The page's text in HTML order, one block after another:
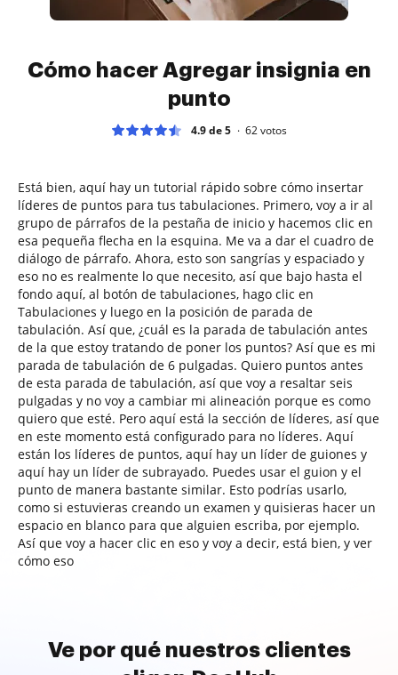
Cómo hacer Agregar insignia en
punto
4.9 de 5 62votos
Está bien, aquí hay un tutorial rápido sobre cómo insertar
líderes de puntos para tus tabulaciones. Primero, voy a ir al
grupo de párrafos de la pestaña de inicio y hacemos clic en
esa pequeña flecha en la esquina. Me va a dar el cuadro de
diálogo de párrafo. Ahora, esto son sangrías y espaciado y
eso no es realmente lo que necesito, así que bajo hasta el
fondo aquí, al botón de tabulaciones, hago clic en
Tabulaciones y luego en la posición de parada de
tabulación. Así que, ¿cuál es la parada de tabulación antes
de la que estoy tratando de poner los puntos? Así que es mi
parada de tabulación de 6 pulgadas. Quiero puntos antes
de esta parada de tabulación, así que voy a resaltar seis
pulgadas y no voy a cambiar mi alineación porque es como
quiero que esté. Pero aquí está la sección de líderes, así que
en este momento está configurado para no líderes. Aquí
están los líderes de puntos, aquí hay un líder de guiones y
aquí hay un líder de subrayado. Puedes usar el guion y el
punto de manera bastante similar. Esto podrías usarlo,
como si estuvieras creando un examen y quisieras hacer un
espacio en blanco para que alguien escriba, por ejemplo.
Así que voy a hacer clic en eso y voy a decir, está bien, y ver
cómo eso
Ve por qué nuestros clientes